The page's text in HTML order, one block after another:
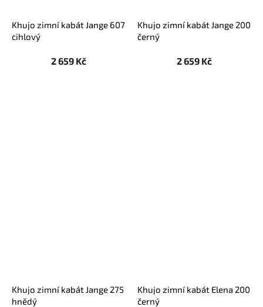
Khujo zimní kabát Jange 607
cihlový
2 659 Kč
Khujo zimní kabát Jange 200
černý
2 659 Kč
Khujo zimní kabát Jange 275
hnědý
Khujo zimní kabát Elena 200
černý